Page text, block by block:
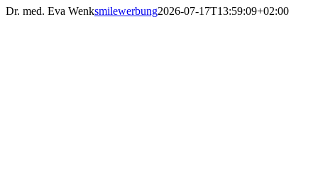
Dr. med. Eva Wenksmilewerbung2026-07-17T13:59:09+02:00